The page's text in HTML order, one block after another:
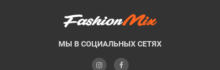
МЫ В СОЦИАЛЬНЫХ СЕТЯХ